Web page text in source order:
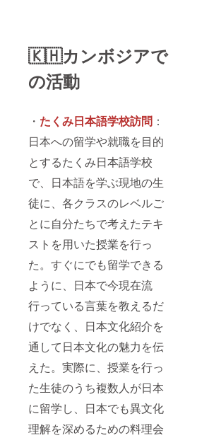
🇰🇭カンボジアで
の活動
・ たくみ⽇本語学校訪問 ：
日本への留学や就職を目的
とするたくみ日本語学校
で、⽇本語を学ぶ現地の⽣
徒に、各クラスのレベルご
とに自分たちで考えたテキ
ストを用いた授業を行っ
た。すぐにでも留学できる
ように、日本で今現在流
行っている言葉を教えるだ
けでなく、日本文化紹介を
通して⽇本⽂化の魅⼒を伝
えた。実際に、授業を行っ
た生徒のうち複数人が日本
に留学し、日本でも異文化
理解を深めるための料理会